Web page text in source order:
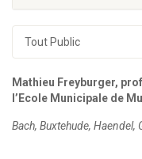
Tout Public
Mathieu Freyburger,
l’Ecole Municipale de
Bach, Buxtehude, Haendel,